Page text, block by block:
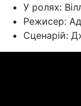
У ролях:
Режисер:
Cценарій: